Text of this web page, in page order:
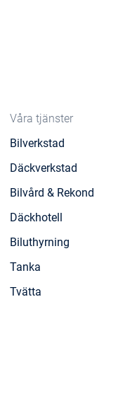
Våra tjänster
Bilverkstad
Däckverkstad
Bilvård & Rekond
Däckhotell
Biluthyrning
Tanka
Tvätta